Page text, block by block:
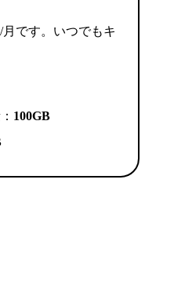
です。いつでもキ
100GB